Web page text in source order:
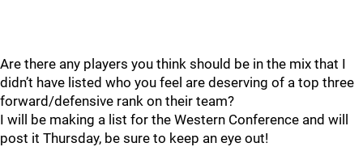
Are there any players you think should be in the mix that I
didn’t have listed who you feel are deserving of a top three
forward/defensive rank on their team?
I will be making a list for the Western Conference and will
post it Thursday, be sure to keep an eye out!